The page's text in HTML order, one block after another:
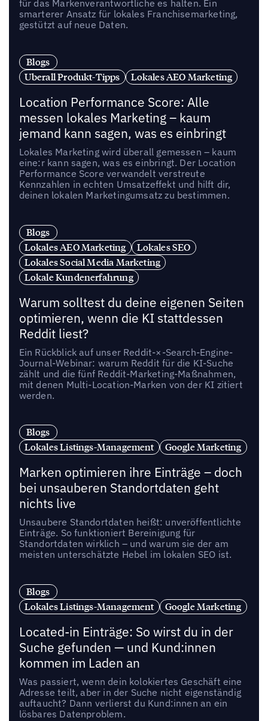
für das Markenverantwortliche es halten. Ein
smarterer Ansatz für lokales Franchisemarketing,
gestützt auf neue Daten.
Blogs
Uberall Produkt-Tipps
Lokales AEO Marketing
Location Performance Score: Alle
messen lokales Marketing – kaum
jemand kann sagen, was es einbringt
Lokales Marketing wird überall gemessen – kaum
eine:r kann sagen, was es einbringt. Der Location
Performance Score verwandelt verstreute
Kennzahlen in echten Umsatzeffekt und hilft dir,
deinen lokalen Marketingumsatz zu bestimmen.
Blogs
Lokales AEO Marketing
Lokales SEO
Lokales Social Media Marketing
Lokale Kundenerfahrung
Warum solltest du deine eigenen Seiten
optimieren, wenn die KI stattdessen
Reddit liest?
Ein Rückblick auf unser Reddit-×-Search-Engine-
Journal-Webinar: warum Reddit für die KI-Suche
zählt und die fünf Reddit-Marketing-Maßnahmen,
mit denen Multi-Location-Marken von der KI zitiert
werden.
Blogs
Lokales Listings-Management
Google Marketing
Marken optimieren ihre Einträge – doch
bei unsauberen Standortdaten geht
nichts live
Unsaubere Standortdaten heißt: unveröffentlichte
Einträge. So funktioniert Bereinigung für
Standortdaten wirklich – und warum sie der am
meisten unterschätzte Hebel im lokalen SEO ist.
Blogs
Lokales Listings-Management
Google Marketing
Located-in Einträge: So wirst du in der
Suche gefunden — und Kund:innen
kommen im Laden an
Was passiert, wenn dein kolokiertes Geschäft eine
Adresse teilt, aber in der Suche nicht eigenständig
auftaucht? Dann verlierst du Kund:innen an ein
lösbares Datenproblem.